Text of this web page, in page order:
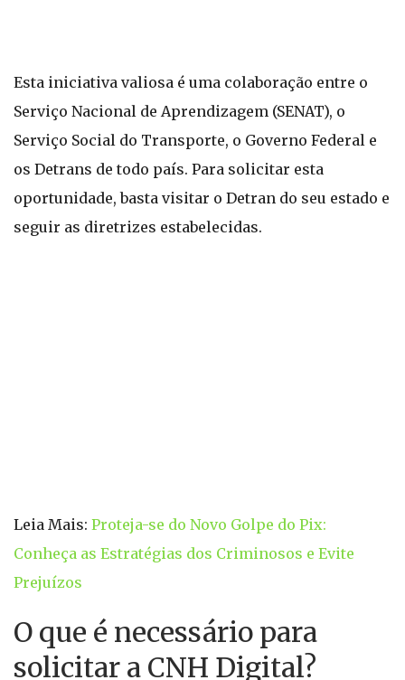
Esta iniciativa valiosa é uma colaboração entre o
Serviço Nacional de Aprendizagem (SENAT), o
Serviço Social do Transporte, o Governo Federal e
os Detrans de todo país. Para solicitar esta
oportunidade, basta visitar o Detran do seu estado e
seguir as diretrizes estabelecidas.
Leia Mais: Proteja-se do Novo Golpe do Pix:
Conheça as Estratégias dos Criminosos e Evite
Prejuízos
O que é necessário para
solicitar a CNH Digital?